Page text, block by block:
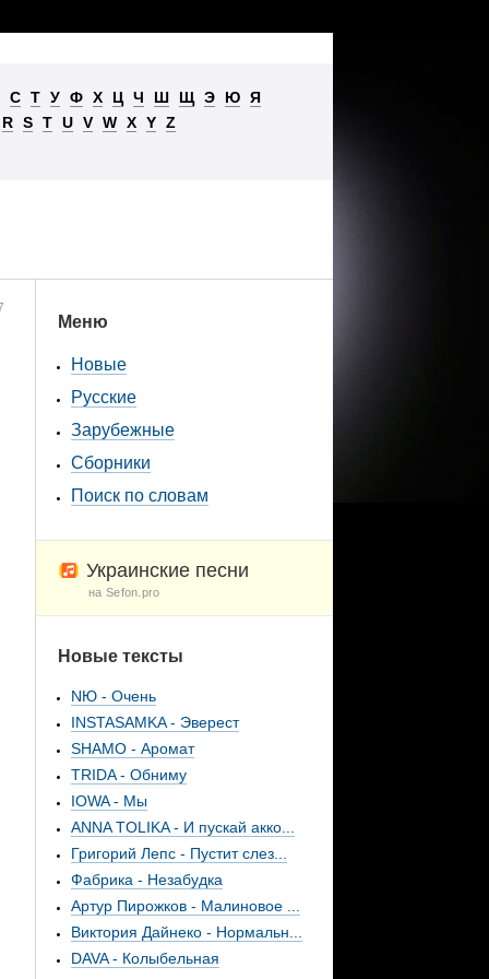
С Т У Ф Х Ц Ч Ш Щ Э Ю Я
R S T U V W X Y Z
Меню
Новые
Русские
Зарубежные
Сборники
Поиск по словам
Украинские песни
на Sefon.pro
Новые тексты
NЮ - Очень
INSTASAMKA - Эверест
SHAMO - Аромат
TRIDA - Обниму
IOWA - Мы
ANNA TOLIKA - И пускай акко...
Григорий Лепс - Пустит слез...
Фабрика - Незабудка
Артур Пирожков - Малиновое ...
Виктория Дайнеко - Нормальн...
DAVA - Колыбельная